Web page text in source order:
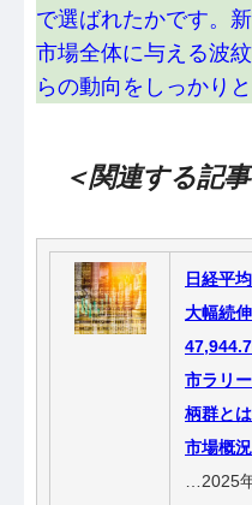
で選ばれたかです。
市場全体に与える波
らの動向をしっかり
＜関連する記
日経平
大幅続
市ラリ
柄群と
市場概況
…2025